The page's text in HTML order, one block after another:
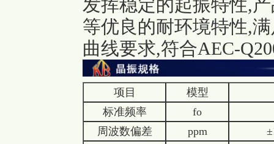
发挥稳定的起振特性,
等优良的耐环境特性,
曲线要求,符合AEC-
项目
模型
标准频率
fo
周波数偏差
ppm